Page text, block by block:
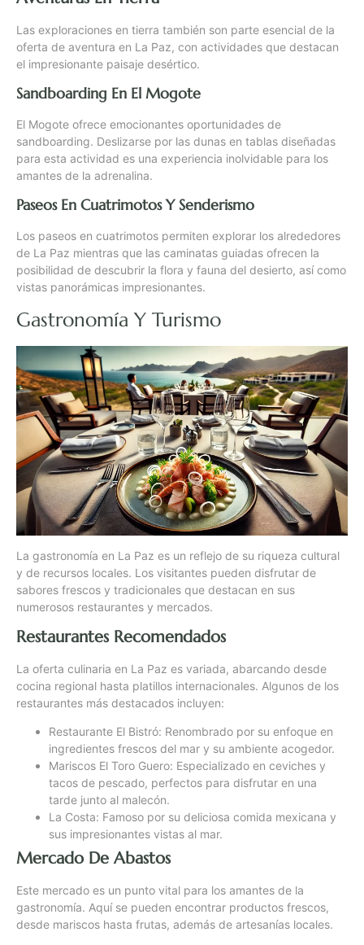
Las exploraciones en tierra también son parte esencial de la
oferta de aventura en La Paz, con actividades que destacan
el impresionante paisaje desértico.
Sandboarding En El Mogote
El Mogote ofrece emocionantes oportunidades de
sandboarding. Deslizarse por las dunas en tablas diseñadas
para esta actividad es una experiencia inolvidable para los
amantes de la adrenalina.
Paseos En Cuatrimotos Y Senderismo
Los paseos en cuatrimotos permiten explorar los alrededores
de La Paz mientras que las caminatas guiadas ofrecen la
posibilidad de descubrir la flora y fauna del desierto, así como
vistas panorámicas impresionantes.
Gastronomía Y Turismo
La gastronomía en La Paz es un reflejo de su riqueza cultural
y de recursos locales. Los visitantes pueden disfrutar de
sabores frescos y tradicionales que destacan en sus
numerosos restaurantes y mercados.
Restaurantes Recomendados
La oferta culinaria en La Paz es variada, abarcando desde
cocina regional hasta platillos internacionales. Algunos de los
restaurantes más destacados incluyen:
Restaurante El Bistró: Renombrado por su enfoque en
ingredientes frescos del mar y su ambiente acogedor.
Mariscos El Toro Guero: Especializado en ceviches y
tacos de pescado, perfectos para disfrutar en una
tarde junto al malecón.
La Costa: Famoso por su deliciosa comida mexicana y
sus impresionantes vistas al mar.
Mercado De Abastos
Este mercado es un punto vital para los amantes de la
gastronomía. Aquí se pueden encontrar productos frescos,
desde mariscos hasta frutas, además de artesanías locales.